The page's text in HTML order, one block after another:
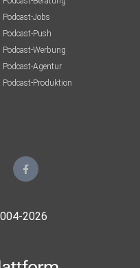
Podcast-Jobs
Podcast-Push
Podcast-Werbung
Podcast-Agentur
Podcast-Produktion
2026